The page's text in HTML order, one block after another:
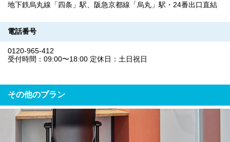
地下鉄烏丸線「四条」駅、阪急京都線「烏丸」駅・24番出口直結
電話番号
0120-965-412
受付時間：09:00〜18:00 定休日：土日祝日
その他のプラン